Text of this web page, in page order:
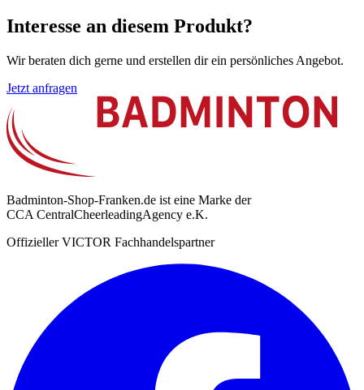
Interesse an diesem Produkt?
Wir beraten dich gerne und erstellen dir ein persönliches Angebot.
Jetzt anfragen
Badminton-Shop-Franken.de ist eine Marke der
CCA CentralCheerleadingAgency e.K.
Offizieller VICTOR Fachhandelspartner